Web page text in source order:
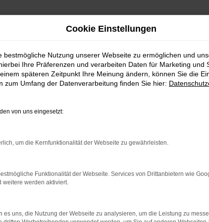
bestimmter Seiten verhindern. Funktioniert die
beheben.
auf dem neuesten Stand sind.
Cookie Einstellungen
bestmögliche Nutzung unserer Webseite zu ermöglichen und
Ihre Präferenzen und verarbeiten Daten für Marketing und
späteren Zeitpunkt Ihre Meinung ändern, können Sie die
zum Umfang der Datenverarbeitung finden Sie hier:
von uns eingesetzt:
um die Kernfunktionalität der Webseite zu gewährleisten.
Funktionalität der Webseite. Services von Drittanbietern wie
weitere werden aktiviert.
es uns, die Nutzung der Webseite zu analysieren, um die Leistung zu